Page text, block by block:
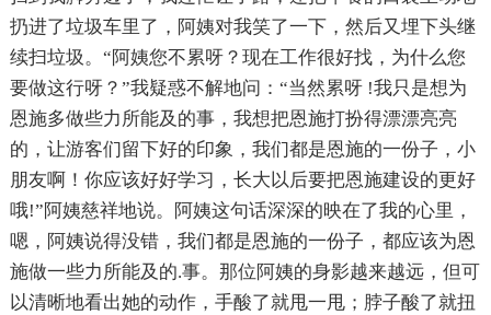
扔进了垃圾车里了，阿姨对我笑了一下，然后又埋下头继
续扫垃圾。“阿姨您不累呀？现在工作很好找，为什么您
要做这行呀？”我疑惑不解地问：“当然累呀 !我只是想为
恩施多做些力所能及的事，我想把恩施打扮得漂漂亮亮
的，让游客们留下好的印象，我们都是恩施的一份子，小
朋友啊！你应该好好学习，长大以后要把恩施建设的更好
哦!”阿姨慈祥地说。阿姨这句话深深的映在了我的心里，
嗯，阿姨说得没错，我们都是恩施的一份子，都应该为恩
施做一些力所能及的.事。那位阿姨的身影越来越远，但可
以清晰地看出她的动作，手酸了就甩一甩；脖子酸了就扭